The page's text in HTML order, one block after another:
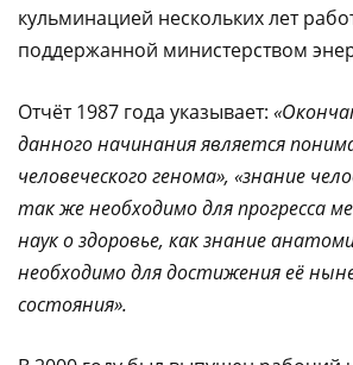
кульминацией нескольких лет
поддержанной министерством
Отчёт 1987 года указывает:
данного начинания является
человеческого генома», «знание
так же необходимо для прогресса
наук о здоровье, как знание
необходимо для достижения её
состояния».